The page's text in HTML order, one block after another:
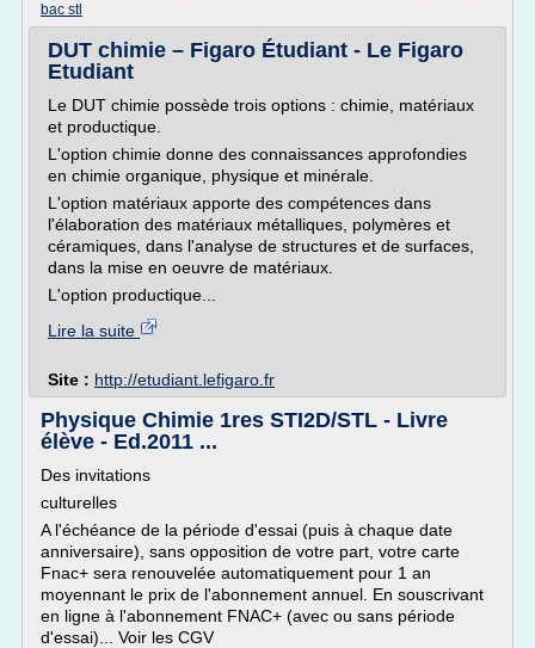
bac stl
DUT chimie – Figaro Étudiant - Le Figaro
Etudiant
Le DUT chimie possède trois options : chimie, matériaux
et productique.
L'option chimie donne des connaissances approfondies
en chimie organique, physique et minérale.
L'option matériaux apporte des compétences dans
l'élaboration des matériaux métalliques, polymères et
céramiques, dans l'analyse de structures et de surfaces,
dans la mise en oeuvre de matériaux.
L'option productique...
Lire la suite
Site : http://etudiant.lefigaro.fr
Physique Chimie 1res STI2D/STL - Livre
élève - Ed.2011 ...
Des invitations
culturelles
A l'échéance de la période d'essai (puis à chaque date
anniversaire), sans opposition de votre part, votre carte
Fnac+ sera renouvelée automatiquement pour 1 an
moyennant le prix de l'abonnement annuel. En souscrivant
en ligne à l'abonnement FNAC+ (avec ou sans période
d'essai)... Voir les CGV